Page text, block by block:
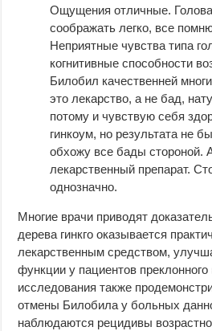
Ощущения отличные.
соображать легко, все
Неприятные чувства типа
когнитивные способности
Билобил качественней
это лекарство, а не бад,
потому и чувствую себя
гинкоум, но результата не
обхожу все бады
лекарственный препарат.
однозначно.
Многие врачи приводят
дерева гинкго оказывается
лекарственным средством,
функции у пациентов
исследования также
отмены Билобила у больных
наблюдаются рецидивы